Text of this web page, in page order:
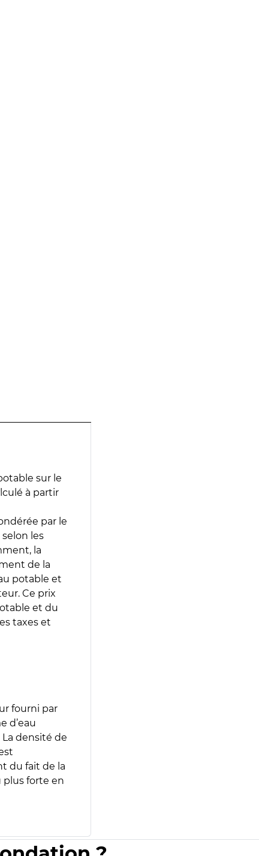
sur le
à partir
par le
les
la
de la
potable et
Ce prix
et du
taxes et
fourni par
d’eau
densité de
du fait de la
plus forte en